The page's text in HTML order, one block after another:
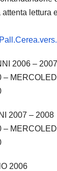
lettura
2006 –
–
2007 – 2008
–
2006